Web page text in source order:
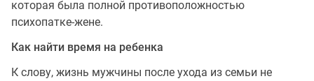
которая была полной противоположностью
психопатке-жене.
Как найти время на ребенка
К слову, жизнь мужчины после ухода из семьи не